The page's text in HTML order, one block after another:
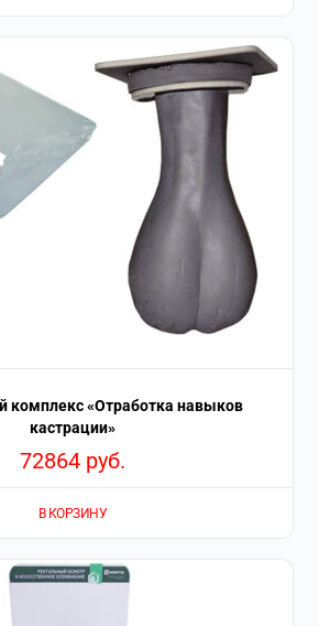
комплекс «Отработка навыков
кастрации»
72864 руб.
В КОРЗИНУ